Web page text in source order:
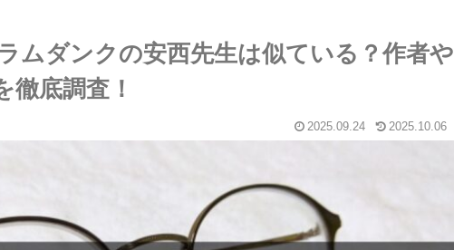
ムダンクの安西先生は似ている？作者や
徹底調査！
2025.09.24 2025.10.06